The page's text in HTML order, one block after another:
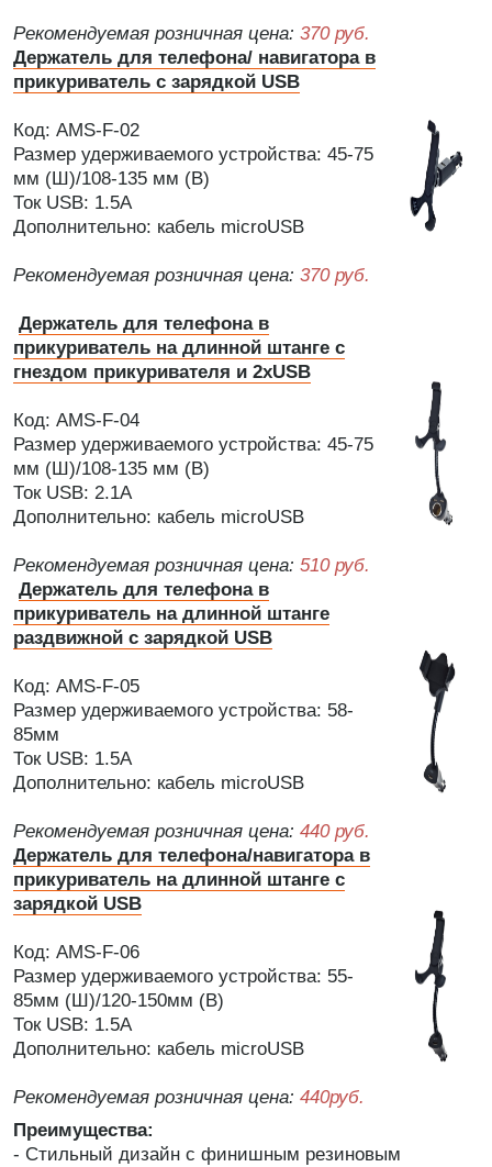
Рекомендуемая розничная цена: 370 руб.
Держатель для телефона/ навигатора в
прикуриватель с зарядкой USB
Код: AMS-F-02
Размер удерживаемого устройства: 45-75
мм (Ш)/108-135 мм (В)
Ток USB: 1.5А
Дополнительно: кабель microUSB
Рекомендуемая розничная цена: 370 руб.
Держатель для телефона в
прикуриватель на длинной штанге с
гнездом прикуривателя и 2xUSB
Код: AMS-F-04
Размер удерживаемого устройства: 45-75
мм (Ш)/108-135 мм (В)
Ток USB: 2.1А
Дополнительно: кабель microUSB
Рекомендуемая розничная цена: 510 руб.
Держатель для телефона в
прикуриватель на длинной штанге
раздвижной с зарядкой USB
Код: AMS-F-05
Размер удерживаемого устройства: 58-
85мм
Ток USB: 1.5А
Дополнительно: кабель microUSB
Рекомендуемая розничная цена: 440 руб.
Держатель для телефона/навигатора в
прикуриватель на длинной штанге с
зарядкой USB
Код: AMS-F-06
Размер удерживаемого устройства: 55-
85мм (Ш)/120-150мм (В)
Ток USB: 1.5А
Дополнительно: кабель microUSB
Рекомендуемая розничная цена: 440руб.
Преимущества:
- Стильный дизайн с финишным резиновым